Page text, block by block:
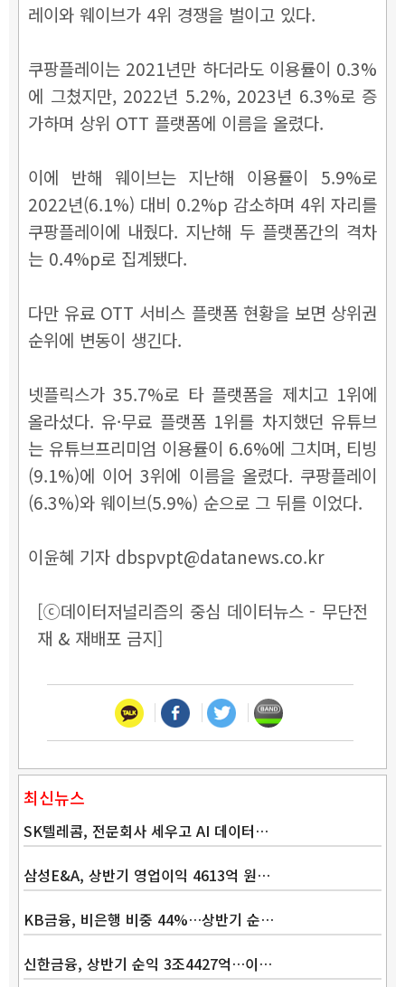
레이와 웨이브가 4위 경쟁을 벌이고 있다.
쿠팡플레이는 2021년만 하더라도 이용률이 0.3%
에 그쳤지만, 2022년 5.2%, 2023년 6.3%로 증
가하며 상위 OTT 플랫폼에 이름을 올렸다.
이에 반해 웨이브는 지난해 이용률이 5.9%로
2022년(6.1%) 대비 0.2%p 감소하며 4위 자리를
쿠팡플레이에 내줬다. 지난해 두 플랫폼간의 격차
는 0.4%p로 집계됐다.
다만 유료 OTT 서비스 플랫폼 현황을 보면 상위권
순위에 변동이 생긴다.
넷플릭스가 35.7%로 타 플랫폼을 제치고 1위에
올라섰다. 유·무료 플랫폼 1위를 차지했던 유튜브
는 유튜브프리미엄 이용률이 6.6%에 그치며, 티빙
(9.1%)에 이어 3위에 이름을 올렸다. 쿠팡플레이
(6.3%)와 웨이브(5.9%) 순으로 그 뒤를 이었다.
이윤혜 기자 dbspvpt@datanews.co.kr
[ⓒ데이터저널리즘의 중심 데이터뉴스 - 무단전
재 & 재배포 금지]
최신뉴스
SK텔레콤, 전문회사 세우고 AI 데이터…
삼성E&A, 상반기 영업이익 4613억 원…
KB금융, 비은행 비중 44%…상반기 순…
신한금융, 상반기 순익 3조4427억…이…